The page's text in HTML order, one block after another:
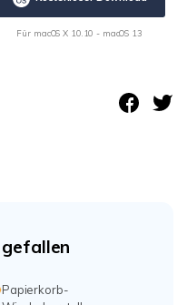
Für macOS X 10.10 - macOS 13
Papierkorb-